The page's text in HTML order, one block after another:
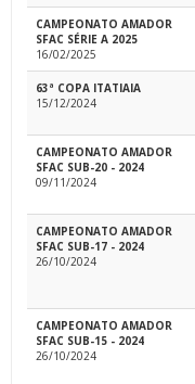
CAMPEONATO AMADOR
SFAC SÉRIE A 2025
16/02/2025
63ª COPA ITATIAIA
15/12/2024
CAMPEONATO AMADOR
SFAC SUB-20 - 2024
09/11/2024
CAMPEONATO AMADOR
SFAC SUB-17 - 2024
26/10/2024
CAMPEONATO AMADOR
SFAC SUB-15 - 2024
26/10/2024